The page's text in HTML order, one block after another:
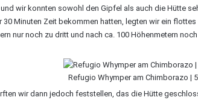
wir konnten sowohl den Gipfel als auch die Hütte
30 Minuten Zeit bekommen hatten, legten wir ein
nur noch zu dritt und nach ca. 100 Höhenmetern
Refugio Whymper am Chimborazo |
wir dann jedoch feststellen, das die Hütte